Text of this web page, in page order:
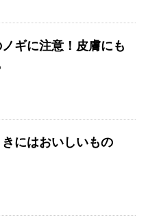
ギに注意！皮膚にも
にはおいしいもの